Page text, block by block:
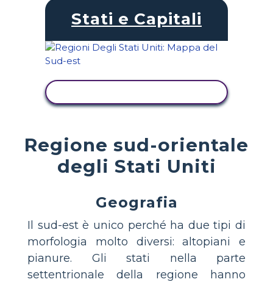
Stati e Capitali
Regione sud-orientale
degli Stati Uniti
Geografia
Il sud-est è unico perché ha due tipi di
morfologia molto diversi: altopiani e
pianure. Gli stati nella parte
settentrionale della regione hanno